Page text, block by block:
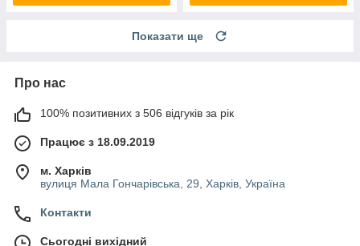
Показати ще
Про нас
100% позитивних з 506 відгуків за рік
Працює з 18.09.2019
м. Харків
вулиця Мала Гончарівська, 29, Харків, Україна
Контакти
Сьогодні вихідний